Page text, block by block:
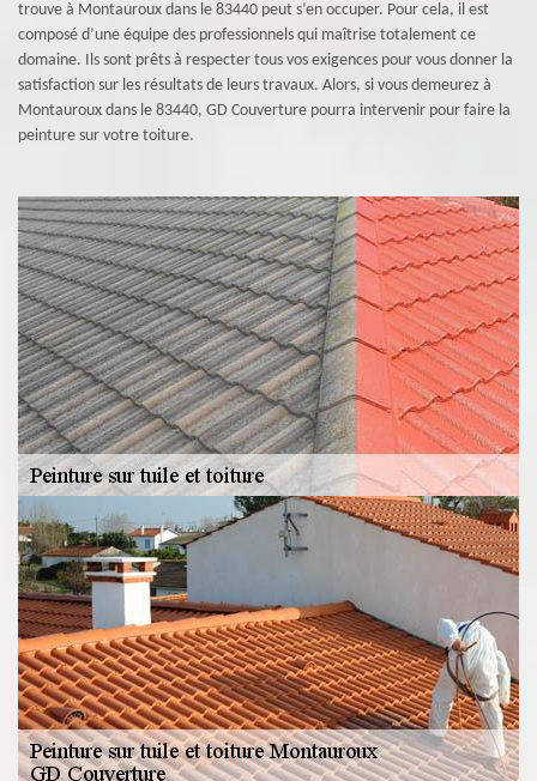
trouve à Montauroux dans le 83440 peut s’en occuper. Pour cela, il est
composé d’une équipe des professionnels qui maîtrise totalement ce
domaine. Ils sont prêts à respecter tous vos exigences pour vous donner la
satisfaction sur les résultats de leurs travaux. Alors, si vous demeurez à
Montauroux dans le 83440, GD Couverture pourra intervenir pour faire la
peinture sur votre toiture.